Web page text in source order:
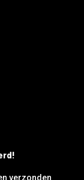
verzonden